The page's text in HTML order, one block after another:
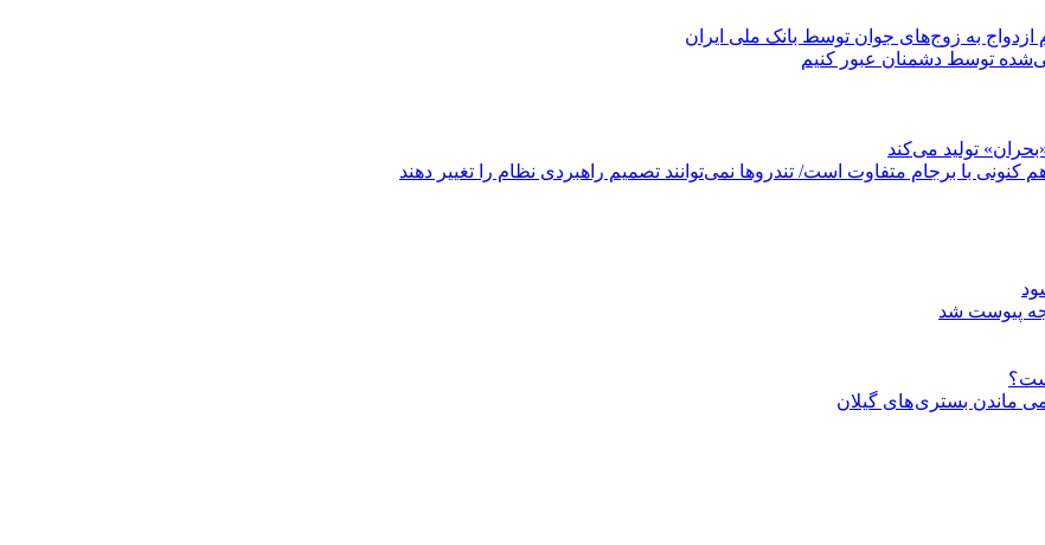
توسط دشمنان عبور کنیم
تولید می‌کند
کنونی با برجام متفاوت است/ تندروها نمی‌توانند تصمیم راهبردی نظام را تغییر دهند
ماندن بستری های گیلان